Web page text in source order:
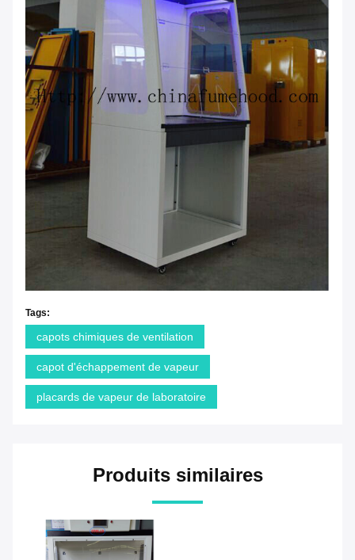
Tags:
capots chimiques de ventilation
capot d'échappement de vapeur
placards de vapeur de laboratoire
Produits similaires